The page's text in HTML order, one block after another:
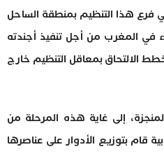
فرع هذا التنظيم بمنطقة الساحل
في المغرب من أجل تنفيذ أجندته
الالتحاق بمعاقل التنظيم خارج
إلى غاية هذه المرحلة من
قام بتوزيع الأدوار على عناصرها